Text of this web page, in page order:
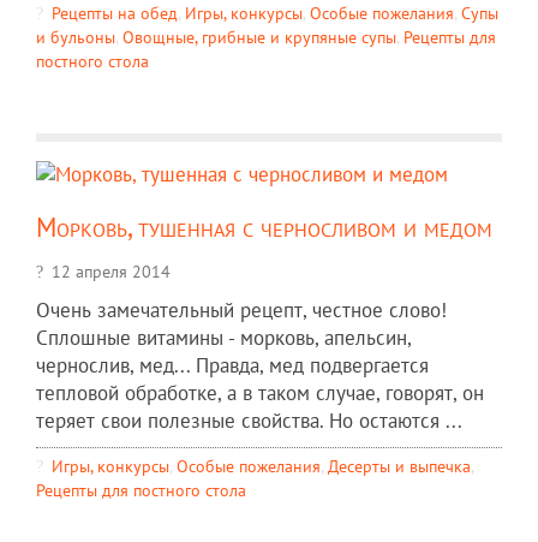
Рецепты на обед, Игры, конкурсы, Особые пожелания, Супы
и бульоны, Овощные, грибные и крупяные супы, Рецепты для
постного стола
Морковь, тушенная с черносливом и медом
12 апреля 2014
Очень замечательный рецепт, честное слово!
Сплошные витамины - морковь, апельсин,
чернослив, мед... Правда, мед подвергается
тепловой обработке, а в таком случае, говорят, он
теряет свои полезные свойства. Но остаются ...
Игры, конкурсы, Особые пожелания, Десерты и выпечка,
Рецепты для постного стола